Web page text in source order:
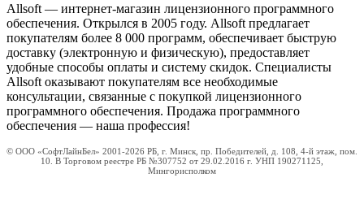
Allsoft — интернет-магазин лицензионного программного
обеспечения. Открылся в 2005 году. Allsoft предлагает
покупателям более 8 000 программ, обеспечивает быструю
доставку (электронную и физическую), предоставляет
удобные способы оплаты и систему скидок. Специалисты
Allsoft оказывают покупателям все необходимые
консультации, связанные с покупкой лицензионного
программного обеспечения. Продажа программного
обеспечения — наша профессия!
© ООО «СофтЛайнБел» 2001-2026 РБ, г. Минск, пр. Победителей, д. 108, 4-й этаж, пом.
10. В Торговом реестре РБ №307752 от 29.02.2016 г. УНП 190271125,
Мингорисполком